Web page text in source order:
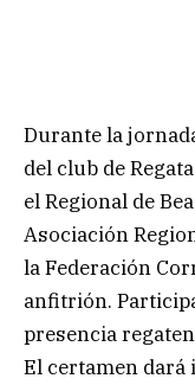
Durante la
del club de
el Regional de
Asociación
la Federación
anfitrión.
presencia
El certamen dará